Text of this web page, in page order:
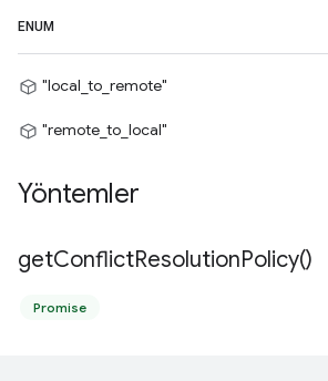
ENUM
"local_to_remote"
"remote_to_local"
Yöntemler
getConflictResolutionPolicy()
Promise